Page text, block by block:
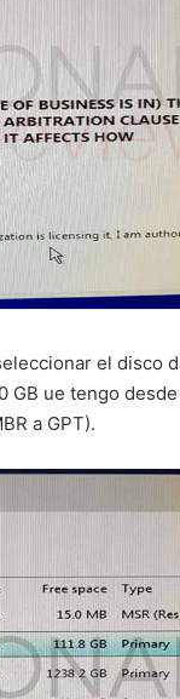
el disco
GB ue tengo
a GPT).